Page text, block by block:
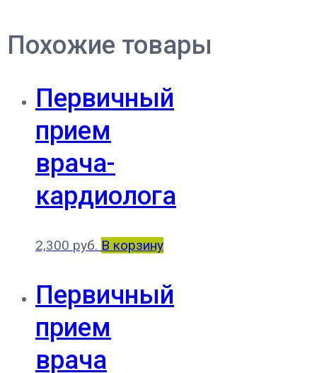
Похожие товары
Первичный
прием
врача-
кардиолога
2,300 руб. В корзину
Первичный
прием
врача